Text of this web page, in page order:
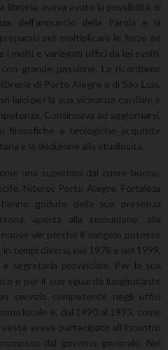
libreria, aveva avuto la possibilità di
dell’annuncio della Parola e la
per moltiplicare le forze ed
i molti e variegati uffici da lei svolti,
grande passione. La ricordiamo
di Porto Alegre e di São Luis,
laici per la sua vicinanza cordiale e
Continuava ad aggiornarsi,
filosofiche e teologiche acquisite
e la dedizione alla studiosità.
una superiora dal cuore buono,
Niteroi, Porto Alegre, Fortaleza
goduto della sua presenza
aperta alla comunione, alla
vie perché il vangelo potesse
tempi diversi, nel 1978 e nel 1999,
segretaria provinciale. Per la sua
e per il suo sguardo lungimirante
servizio competente negli uffici
locale e, dal 1990 al 1993, come
aveva partecipato all’incontro
dal governo generale. Nel